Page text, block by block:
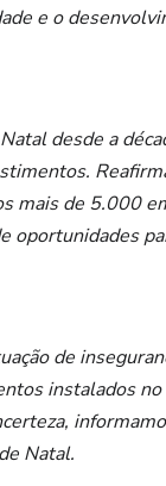
e o
desde a
mais de 5.000
oportunidades
de
instalados
Natal.